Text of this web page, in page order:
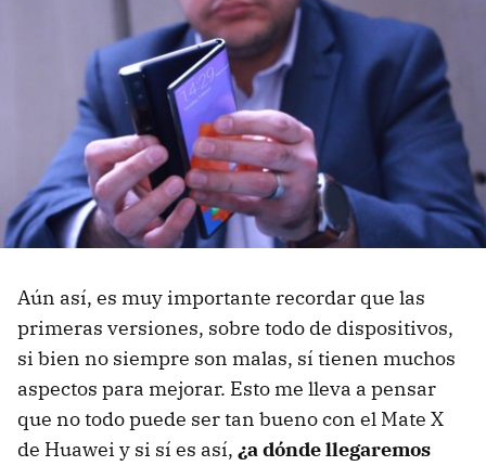
Aún así, es muy importante recordar que las
primeras versiones, sobre todo de dispositivos,
si bien no siempre son malas, sí tienen muchos
aspectos para mejorar. Esto me lleva a pensar
que no todo puede ser tan bueno con el Mate X
de Huawei y si sí es así, ¿a dónde llegaremos